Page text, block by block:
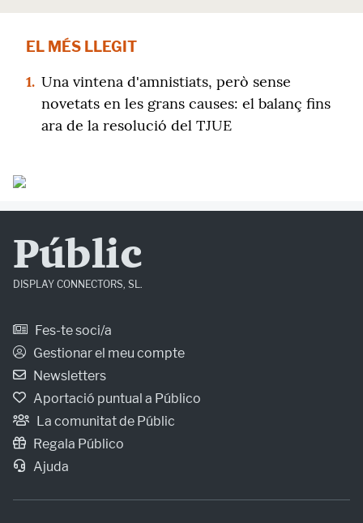
EL MÉS LLEGIT
1. Una vintena d'amnistiats, però sense
novetats en les grans causes: el balanç fins
ara de la resolució del TJUE
Públic
DISPLAY CONNECTORS, SL.
Fes-te soci/a
Gestionar el meu compte
Newsletters
Aportació puntual a Público
La comunitat de Públic
Regala Público
Ajuda